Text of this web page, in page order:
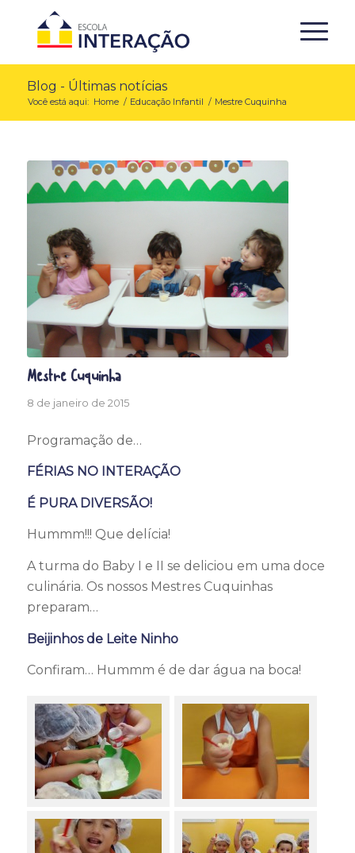
Blog - Últimas notícias
Você está aqui: Home / Educação Infantil / Mestre Cuquinha
Mestre Cuquinha
8 de janeiro de 2015
Programação de…
FÉRIAS NO INTERAÇÃO
É PURA DIVERSÃO!
Hummm!!! Que delícia!
A turma do Baby I e II se deliciou em uma doce
culinária. Os nossos Mestres Cuquinhas
preparam…
Beijinhos de Leite Ninho
Confiram… Hummm é de dar água na boca!